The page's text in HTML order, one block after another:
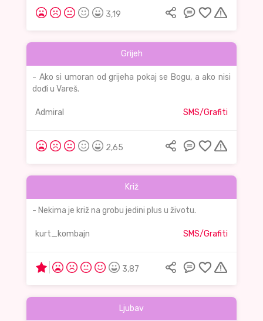
3,19
Grijeh
- Ako si umoran od grijeha pokaj se Bogu, a ako nisi
dođi u Vareš.
Admiral SMS/Grafiti
2,65
Križ
- Nekima je križ na grobu jedini plus u životu.
kurt_kombajn SMS/Grafiti
3,87
Ljubav